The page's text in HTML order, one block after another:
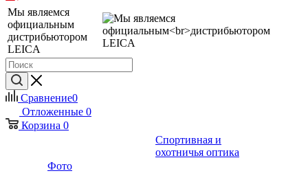
Мы являемся
официальным
дистрибьютором
LEICA
Сравнение0
Отложенные 0
Корзина 0
Фото
Спортивная и
охотничья оптика